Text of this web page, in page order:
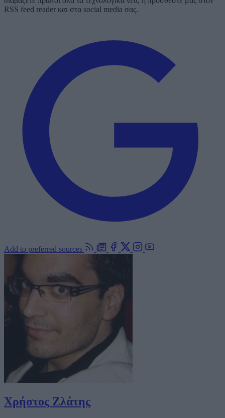
RSS feed reader και στα social media σας.
Add to preferred sources
Χρήστος Ζλάτης